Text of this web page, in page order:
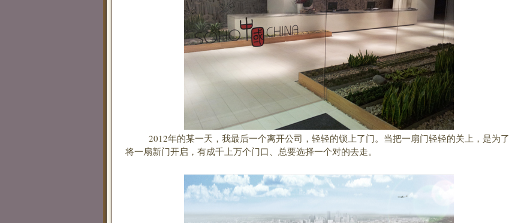
2012年的某一天，我最后一个离开公司，轻轻的锁上了门。当把一扇门轻轻的关上，是为了
将一扇新门开启，有成千上万个门口、总要选择一个对的去走。